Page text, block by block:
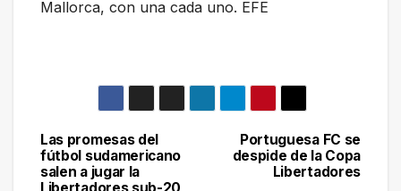
Mallorca, con una cada uno. EFE
Navegación
Portuguesa FC se
despide de la Copa
Libertadores
Las promesas del
fútbol sudamericano
salen a jugar la
Libertadores sub-20